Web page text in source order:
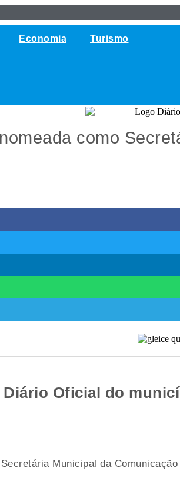
Economia Turismo
como
Oficial do
Municipal da